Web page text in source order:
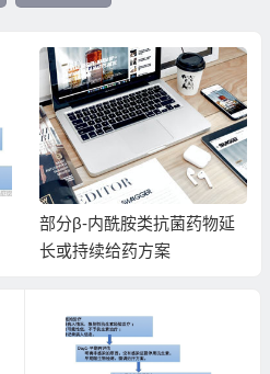
部分β-内酰胺类抗菌药物延
长或持续给药方案